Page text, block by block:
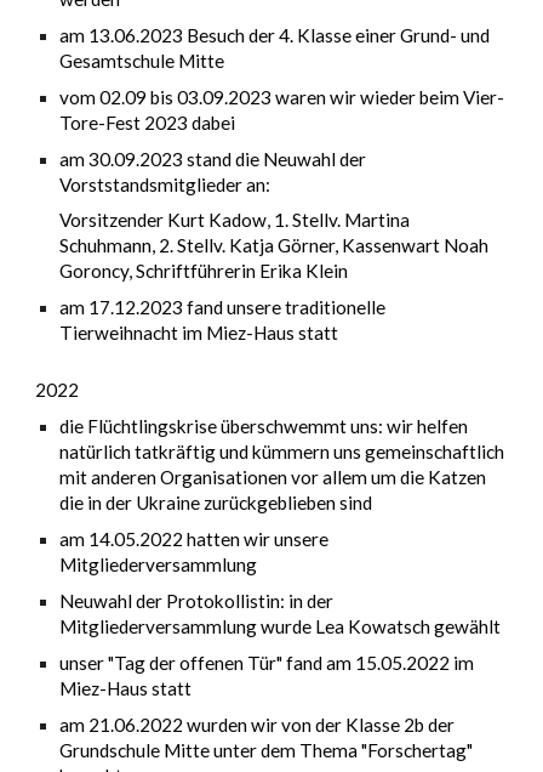
am 13.06.2023 Besuch der 4. Klasse einer Grund- und
Gesamtschule Mitte
vom 02.09 bis 03.09.2023 waren wir wieder beim Vier-
Tore-Fest 2023 dabei
am 30.09.2023 stand die Neuwahl der
Vorststandsmitglieder an:
Vorsitzender Kurt Kadow, 1. Stellv. Martina
Schuhmann, 2. Stellv. Katja Görner, Kassenwart Noah
Goroncy, Schriftführerin Erika Klein
am 17.12.2023 fandunsere traditionelle
Tierweihnacht im Miez-Haus statt
2022
die Flüchtlingskrise überschwemmt uns: wir helfen
natürlich tatkräftig und kümmern uns gemeinschaftlich
mit anderen Organisationen vor allem um die Katzen
die in der Ukraine zurückgeblieben sind
am 14.05.2022 hatten wir unsere
Mitgliederversammlung
Neuwahl der Protokollistin: in der
Mitgliederversammlung wurde Lea Kowatsch gewählt
unser "Tag der offenen Tür" fand am 15.05.2022 im
Miez-Haus statt
am 21.06.2022 wurden wir von der Klasse 2b der
Grundschule Mitte unter dem Thema "Forschertag"